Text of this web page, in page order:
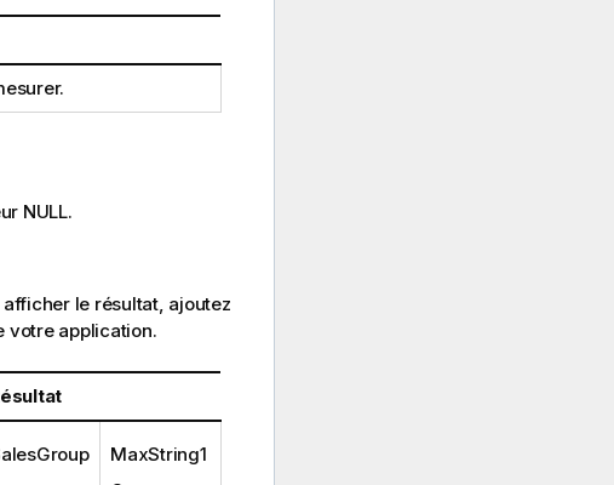
NULL.
le résultat, ajoutez
votre application.
MaxString1